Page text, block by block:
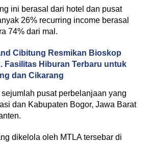
ini berasal dari hotel dan pusat
26% recurring income berasal
74% dari mal.
Cibitung Resmikan Bioskop
Fasilitas Hiburan Terbaru untuk
dan Cikarang
pusat perbelanjaan yang
dan Kabupaten Bogor, Jawa Barat
dikelola oleh MTLA tersebar di